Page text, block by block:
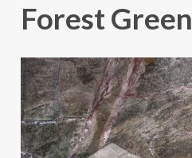
Forest Green